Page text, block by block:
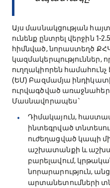
Այս մասնակցության
ունենք ընտրել վերջին 1-
հիմնված, նորաստեղծ
կազմակերպություններ,
ուղղակիորեն
(ԵՄ) Բազմամյա
ուրվագծված
Մասնավորապես`
Դիմակայուն,
ինտեգրված
ուժեղացված կապի
աշխատանքի և
բարելավում,
նորարարություն,
արտանետումների